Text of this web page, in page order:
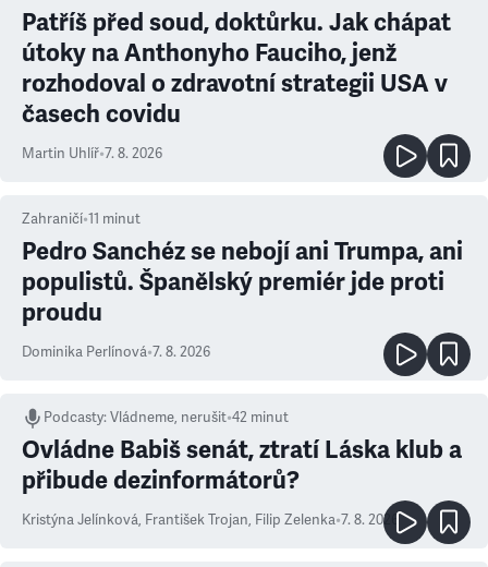
Patříš před soud, doktůrku. Jak chápat
útoky na Anthonyho Fauciho, jenž
rozhodoval o zdravotní strategii USA v
časech covidu
Martin Uhlíř•7. 8. 2026
Zahraničí•11 minut
Pedro Sanchéz se nebojí ani Trumpa, ani
populistů. Španělský premiér jde proti
proudu
Dominika Perlínová•7. 8. 2026
Podcasty:Vládneme, nerušit•42 minut
Ovládne Babiš senát, ztratí Láska klub a
přibude dezinformátorů?
Kristýna Jelínková, František Trojan, Filip Zelenka•7. 8. 2026